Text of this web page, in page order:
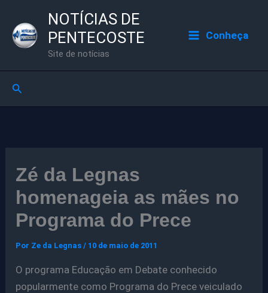
para
NOTÍCIAS DE
PENTECOSTE
Site de notícias
Conheça
Pesquisar
Zé da Legnas
homenageia as mães no
Programa do Prece
Por Ze da Legnas/ 10 de maio de 2011
O programa Educação em Debate conhecido
popularmente como Programa do Prece veiculado